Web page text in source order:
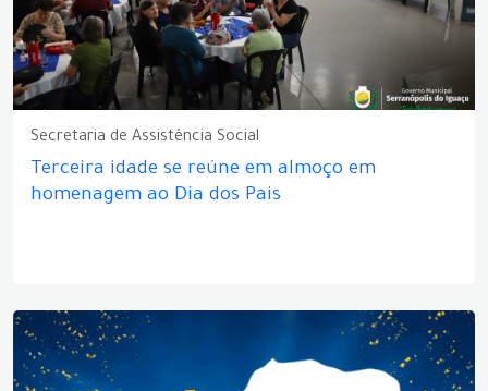
Secretaria de Assistência Social
Terceira idade se reúne em almoço em
homenagem ao Dia dos Pais